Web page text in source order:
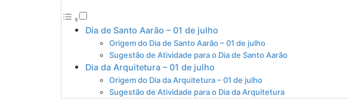
Dia de Santo Aarão – 01 de julho
Origem do Dia de Santo Aarão – 01 de julho
Sugestão de Atividade para o Dia de Santo Aarão
Dia da Arquitetura – 01 de julho
Origem do Dia da Arquitetura – 01 de julho
Sugestão de Atividade para o Dia da Arquitetura